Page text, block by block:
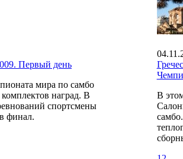
Первый день
мира по самбо
наград. В
спортсмены
финал.
В